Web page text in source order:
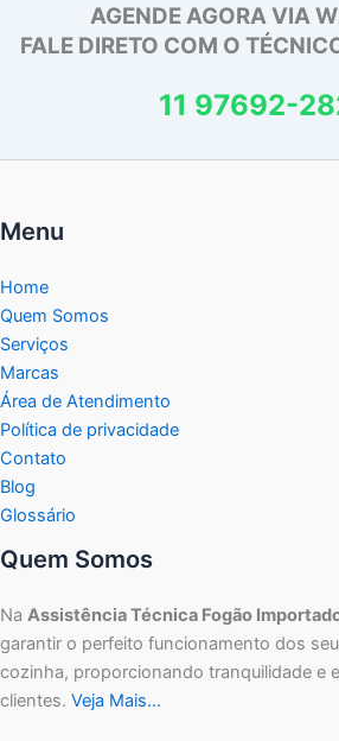
AGENDE AGORA VIA
FALE DIRETO COM O
11 97692-
Menu
Home
Quem Somos
Serviços
Marcas
Área de Atendimento
Política de privacidade
Contato
Blog
Glossário
Quem Somos
Na Assistência Técnica Fogão
garantir o perfeito funcionamento dos
cozinha, proporcionando tranquilidade e
clientes. Veja Mais…